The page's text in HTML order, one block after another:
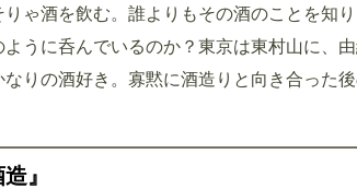
ゃ酒を飲む。誰よりもその酒のことを知
ように呑んでいるのか？東京は東村山に、
りの酒好き。寡黙に酒造りと向き合った
』